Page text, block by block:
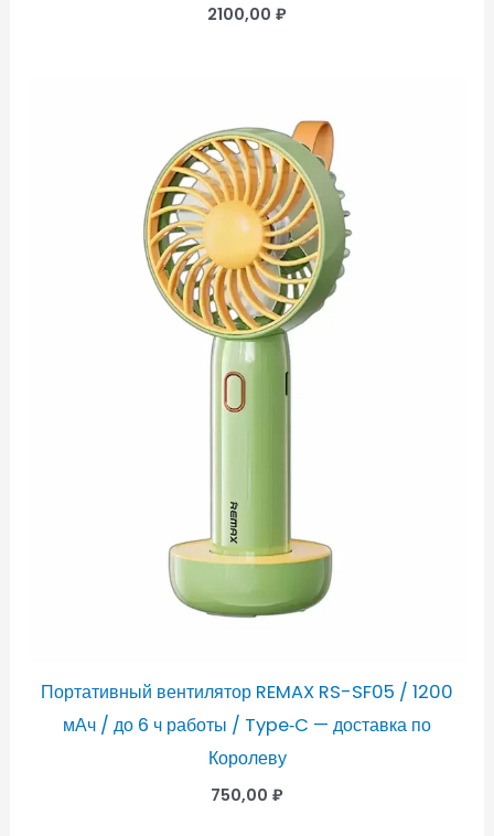
2100,00 ₽
Портативный вентилятор REMAX RS-SF05 / 1200
мАч / до 6 ч работы / Type‑C — доставка по
Королеву
750,00 ₽